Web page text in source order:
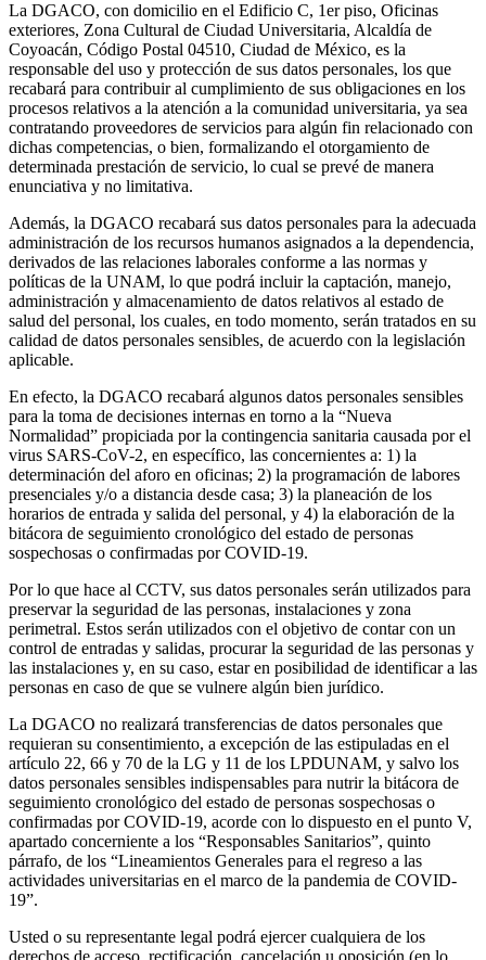
La DGACO, con domicilio en el Edificio C, 1er piso, Oficinas
exteriores, Zona Cultural de Ciudad Universitaria, Alcaldía de
Coyoacán, Código Postal 04510, Ciudad de México, es la
responsable del uso y protección de sus datos personales, los que
recabará para contribuir al cumplimiento de sus obligaciones en los
procesos relativos a la atención a la comunidad universitaria, ya sea
contratando proveedores de servicios para algún fin relacionado con
dichas competencias, o bien, formalizando el otorgamiento de
determinada prestación de servicio, lo cual se prevé de manera
enunciativa y no limitativa.
Además, la DGACO recabará sus datos personales para la adecuada
administración de los recursos humanos asignados a la dependencia,
derivados de las relaciones laborales conforme a las normas y
políticas de la UNAM, lo que podrá incluir la captación, manejo,
administración y almacenamiento de datos relativos al estado de
salud del personal, los cuales, en todo momento, serán tratados en su
calidad de datos personales sensibles, de acuerdo con la legislación
aplicable.
En efecto, la DGACO recabará algunos datos personales sensibles
para la toma de decisiones internas en torno a la “Nueva
Normalidad” propiciada por la contingencia sanitaria causada por el
virus SARS-CoV-2, en específico, las concernientes a: 1) la
determinación del aforo en oficinas; 2) la programación de labores
presenciales y/o a distancia desde casa; 3) la planeación de los
horarios de entrada y salida del personal, y 4) la elaboración de la
bitácora de seguimiento cronológico del estado de personas
sospechosas o confirmadas por COVID-19.
Por lo que hace al CCTV, sus datos personales serán utilizados para
preservar la seguridad de las personas, instalaciones y zona
perimetral. Estos serán utilizados con el objetivo de contar con un
control de entradas y salidas, procurar la seguridad de las personas y
las instalaciones y, en su caso, estar en posibilidad de identificar a las
personas en caso de que se vulnere algún bien jurídico.
La DGACO no realizará transferencias de datos personales que
requieran su consentimiento, a excepción de las estipuladas en el
artículo 22, 66 y 70 de la LG y 11 de los LPDUNAM, y salvo los
datos personales sensibles indispensables para nutrir la bitácora de
seguimiento cronológico del estado de personas sospechosas o
confirmadas por COVID-19, acorde con lo dispuesto en el punto V,
apartado concerniente a los “Responsables Sanitarios”, quinto
párrafo, de los “Lineamientos Generales para el regreso a las
actividades universitarias en el marco de la pandemia de COVID-
19”.
Usted o su representante legal podrá ejercer cualquiera de los